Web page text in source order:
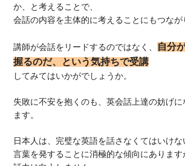
か、と考えることで、
会話の内容を主体的に考えることにもつなが
講師が会話をリードするのではなく、
自分
握るのだ、という気持ちで受講
してみてはいかがでしょうか。
失敗に不安を抱くのも、英会話上達の妨げに
ます。
日本人は、完璧な英語を話さなくてはいけな
言葉を発することに消極的な傾向にありま